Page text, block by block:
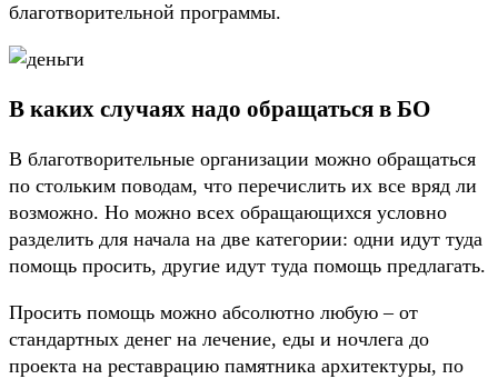
благотворительной программы.
В каких случаях надо обращаться в БО
В благотворительные организации можно обращаться
по стольким поводам, что перечислить их все вряд ли
возможно. Но можно всех обращающихся условно
разделить для начала на две категории: одни идут туда
помощь просить, другие идут туда помощь предлагать.
Просить помощь можно абсолютно любую – от
стандартных денег на лечение, еды и ночлега до
проекта на реставрацию памятника архитектуры, по